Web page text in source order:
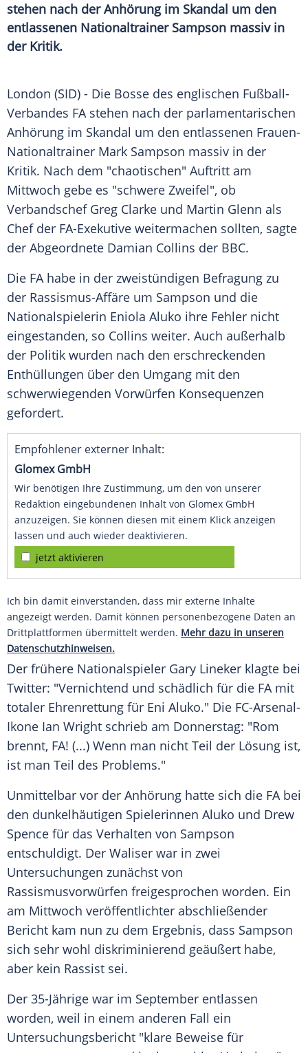
stehen nach der Anhörung im Skandal um den
entlassenen Nationaltrainer Sampson massiv in
der Kritik.
London (SID) - Die Bosse des englischen Fußball-
Verbandes FA stehen nach der parlamentarischen
Anhörung im Skandal um den entlassenen Frauen-
Nationaltrainer Mark Sampson massiv in der
Kritik. Nach dem "chaotischen" Auftritt am
Mittwoch gebe es "schwere Zweifel", ob
Verbandschef Greg Clarke und Martin Glenn als
Chef der FA-Exekutive weitermachen sollten, sagte
der Abgeordnete Damian Collins der BBC.
Die FA habe in der zweistündigen Befragung zu
der Rassismus-Affäre um Sampson und die
Nationalspielerin Eniola Aluko ihre Fehler nicht
eingestanden, so Collins weiter. Auch außerhalb
der Politik wurden nach den erschreckenden
Enthüllungen über den Umgang mit den
schwerwiegenden Vorwürfen Konsequenzen
gefordert.
Empfohlener externer Inhalt:
Glomex GmbH
Wir benötigen Ihre Zustimmung, um den von unserer
Redaktion eingebundenen Inhalt von Glomex GmbH
anzuzeigen. Sie können diesen mit einem Klick anzeigen
lassen und auch wieder deaktivieren.
jetzt aktivieren
Ich bin damit einverstanden, dass mir externe Inhalte
angezeigt werden. Damit können personenbezogene Daten an
Drittplattformen übermittelt werden. Mehr dazu in unseren
Datenschutzhinweisen.
Der frühere Nationalspieler Gary Lineker klagte bei
Twitter: "Vernichtend und schädlich für die FA mit
totaler Ehrenrettung für Eni Aluko." Die FC-Arsenal-
Ikone Ian Wright schrieb am Donnerstag: "Rom
brennt, FA! (...) Wenn man nicht Teil der Lösung ist,
ist man Teil des Problems."
Unmittelbar vor der Anhörung hatte sich die FA bei
den dunkelhäutigen Spielerinnen Aluko und Drew
Spence für das Verhalten von Sampson
entschuldigt. Der Waliser war in zwei
Untersuchungen zunächst von
Rassismusvorwürfen freigesprochen worden. Ein
am Mittwoch veröffentlichter abschließender
Bericht kam nun zu dem Ergebnis, dass Sampson
sich sehr wohl diskriminierend geäußert habe,
aber kein Rassist sei.
Der 35-Jährige war im September entlassen
worden, weil in einem anderen Fall ein
Untersuchungsbericht "klare Beweise für